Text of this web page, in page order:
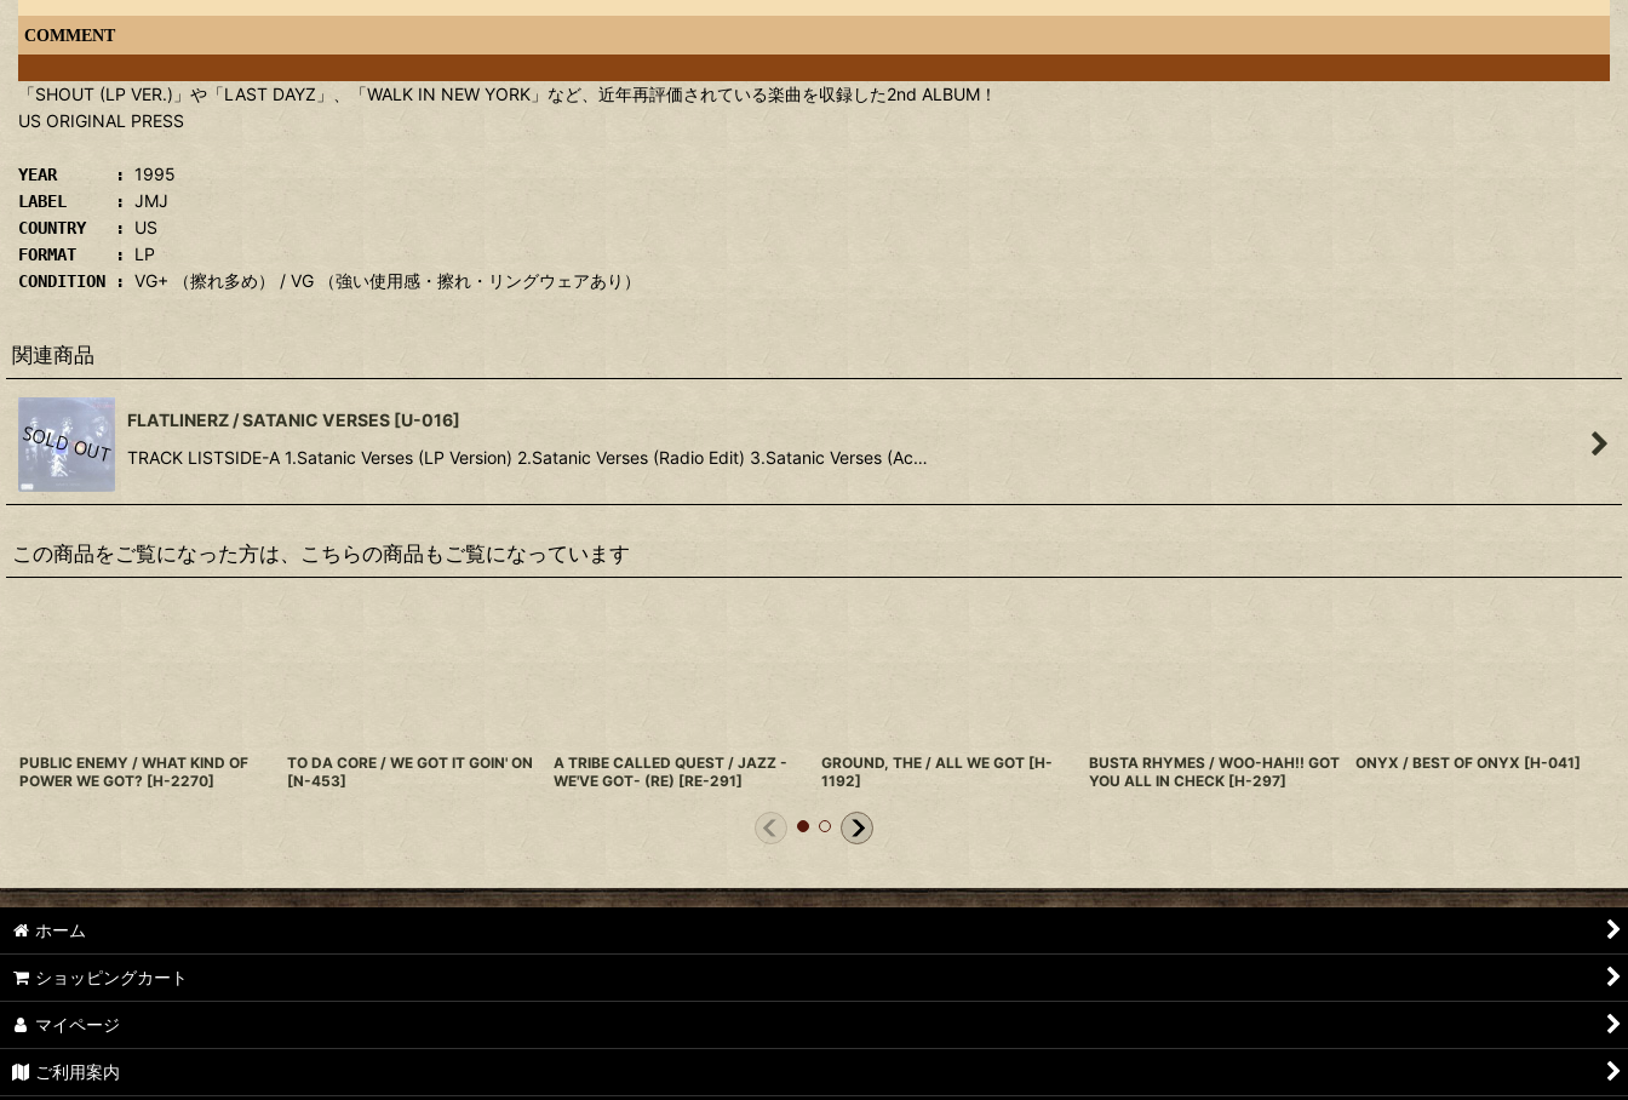
COMMENT
「SHOUT (LP VER.)」や「LAST DAYZ」、「WALK IN NEW YORK」など、近年再評価されている楽曲を収録した2nd ALBUM！
US ORIGINAL PRESS
YEAR : 1995
LABEL : JMJ
COUNTRY : US
FORMAT : LP
CONDITION : VG+ （擦れ多め） / VG （強い使用感・擦れ・リングウェアあり）
関連商品
FLATLINERZ / SATANIC VERSES [U-016]
TRACK LISTSIDE-A 1.Satanic Verses (LP Version) 2.Satanic Verses (Radio Edit) 3.Satanic Verses (Ac…
この商品をご覧になった方は、こちらの商品もご覧になっています
PUBLIC ENEMY / WHAT KIND OF
POWER WE GOT? [H-2270]
TO DA CORE / WE GOT IT GOIN' ON
[N-453]
A TRIBE CALLED QUEST / JAZZ -
WE'VE GOT- (RE) [RE-291]
GROUND, THE / ALL WE GOT [H-
1192]
BUSTA RHYMES / WOO-HAH!! GOT
YOU ALL IN CHECK [H-297]
ONYX / BEST OF ONYX [H-041]
ホーム
ショッピングカート
マイページ
ご利用案内